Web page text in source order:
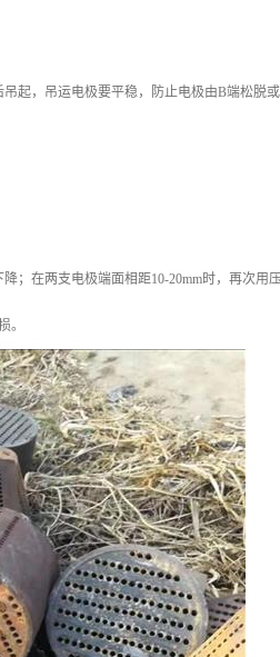
起，吊运电极要平稳，防止电极由B端松脱
；在两支电极端面相距10-20mm时，再次用
。